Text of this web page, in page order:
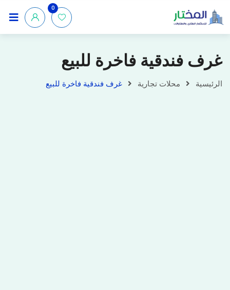
0
غرف فندقية فاخرة للبيع
الرئيسية محلات تجارية غرف فندقية فاخرة للبيع